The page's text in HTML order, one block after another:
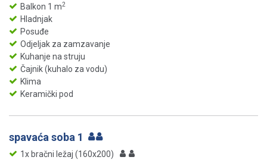
Balkon 1 m2
Hladnjak
Posuđe
Odjeljak za zamzavanje
Kuhanje na struju
Čajnik (kuhalo za vodu)
Klima
Keramički pod
spavaća soba 1
1x bračni ležaj (160x200)